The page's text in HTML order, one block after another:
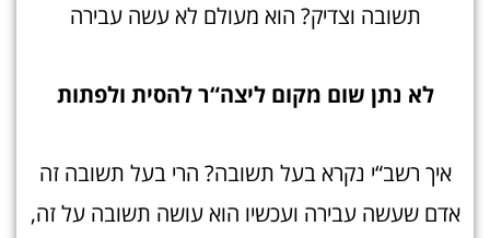
תשובה וצדיק? הוא מעולם לא עשה עבירה
לא נתן שום מקום ליצה“ר להסית ולפתות
איך רשב“י נקרא בעל תשובה? הרי בעל תשובה זה
אדם שעשה עבירה ועכשיו הוא עושה תשובה על זה,